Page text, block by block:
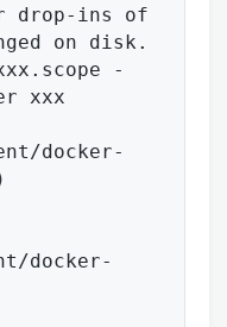
drop-ins of
on disk.
-
xxx
docker-
docker-